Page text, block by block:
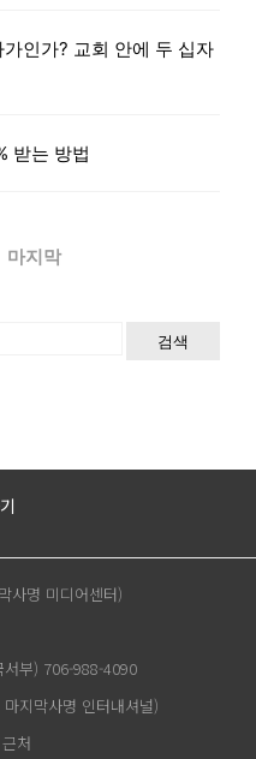
인가? 교회 안에 두 십자
받는 방법
마지막
검색
명 미디어센터)
부) 706-988-4090
지막사명 인터내셔널)
처